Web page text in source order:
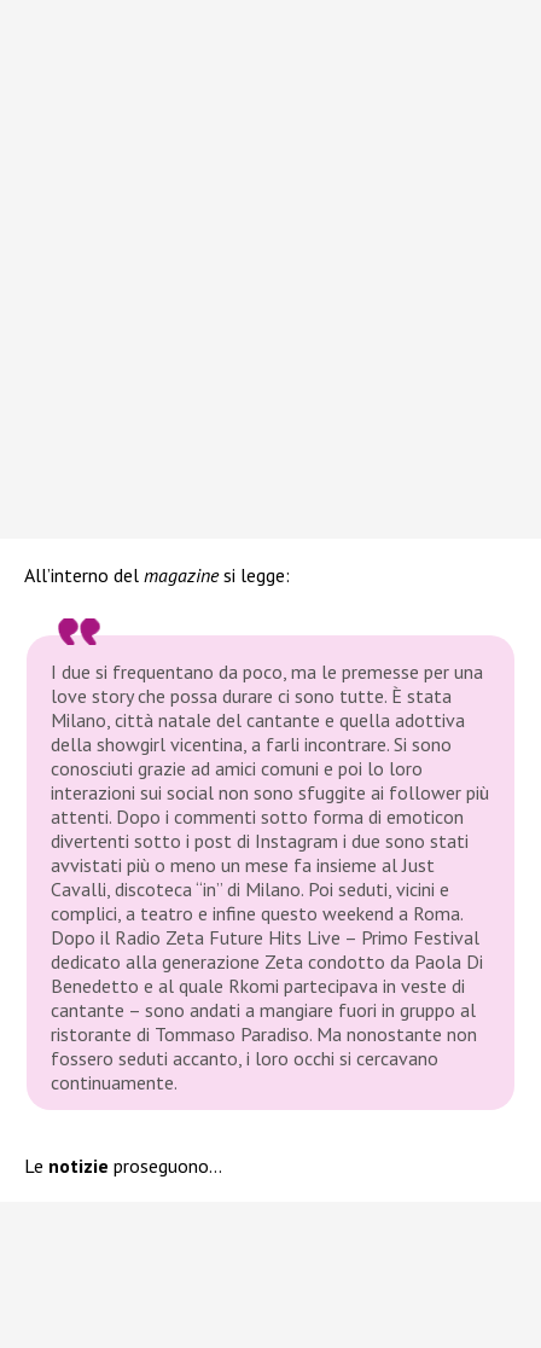
All’interno del magazinesi legge:
I due si frequentano da poco, ma le premesse per una
love story che possa durare ci sono tutte. È stata
Milano, città natale del cantante e quella adottiva
della showgirl vicentina, a farli incontrare. Si sono
conosciuti grazie ad amici comuni e poi lo loro
interazioni sui social non sono sfuggite ai follower più
attenti. Dopo i commenti sotto forma di emoticon
divertenti sotto i post di Instagram i due sono stati
avvistati più o meno un mese fa insieme al Just
Cavalli, discoteca “in” di Milano. Poi seduti, vicini e
complici, a teatro e infine questo weekend a Roma.
Dopo il Radio Zeta Future Hits Live – Primo Festival
dedicato alla generazione Zeta condotto da Paola Di
Benedetto e al quale Rkomi partecipava in veste di
cantante – sono andati a mangiare fuori in gruppo al
ristorante di Tommaso Paradiso. Ma nonostante non
fossero seduti accanto, i loro occhi si cercavano
continuamente.
Le notizie proseguono…